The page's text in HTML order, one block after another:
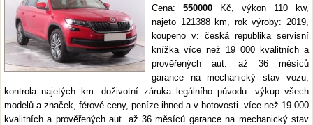
Cena: 550000 Kč, výkon 110 kw,
najeto 121388 km, rok výroby: 2019,
koupeno v: česká republika servisní
knížka více než 19 000 kvalitních a
prověřených aut. až 36 měsíců
garance na mechanický stav vozu,
kontrola najetých km. doživotní záruka legálního původu. výkup všech
modelů a značek, férové ceny, peníze ihned a v hotovosti. více než 19 000
kvalitních a prověřených aut. až 36 měsíců garance na mechanický stav